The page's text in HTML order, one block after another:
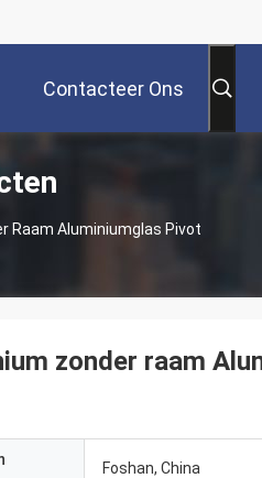
Contacteer Ons
Raam Aluminiumglas Pivot
zonder raam
Foshan, China